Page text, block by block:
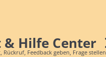
& Hilfe Center
Rückruf, Feedback geben, Frage stellen